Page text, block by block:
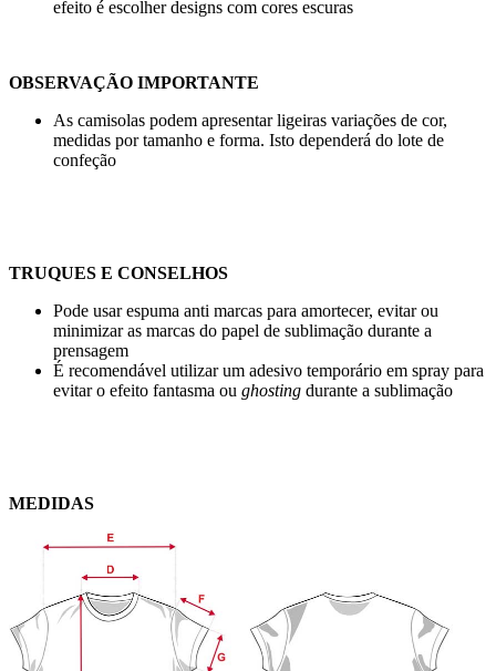
efeito é escolher designs com cores escuras
OBSERVAÇÃO IMPORTANTE
As camisolas podem apresentar ligeiras variações de cor,
medidas por tamanho e forma. Isto dependerá do lote de
confeção
TRUQUES E CONSELHOS
Pode usar espuma anti marcas para amortecer, evitar ou
minimizar as marcas do papel de sublimação durante a
prensagem
É recomendável utilizar um adesivo temporário em spray para
evitar o efeito fantasma ou ghosting durante a sublimação
MEDIDAS